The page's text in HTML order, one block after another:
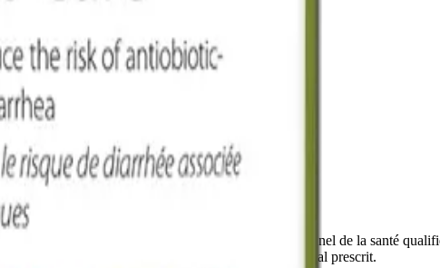
remplace pas une consultation avec un professionnel de la santé
de modifier ou d'interrompre un traitement médical prescrit.